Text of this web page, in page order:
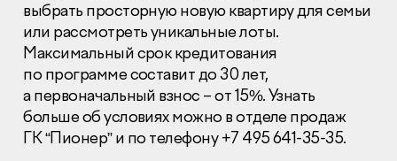
Раскрытие информации
Правовая информация
Сообщить о коррупции
Глaвный oфиc
выбрать просторную новую квартиру для семьи
или рассмотреть уникальные лоты.
Максимальный срок кредитования
по программе составит до 30 лет,
а первоначальный взнос – от 15%. Узнать
больше об условиях можно в отделе продаж
ГК “Пионер” и по телефону +7 495 641-35-35.